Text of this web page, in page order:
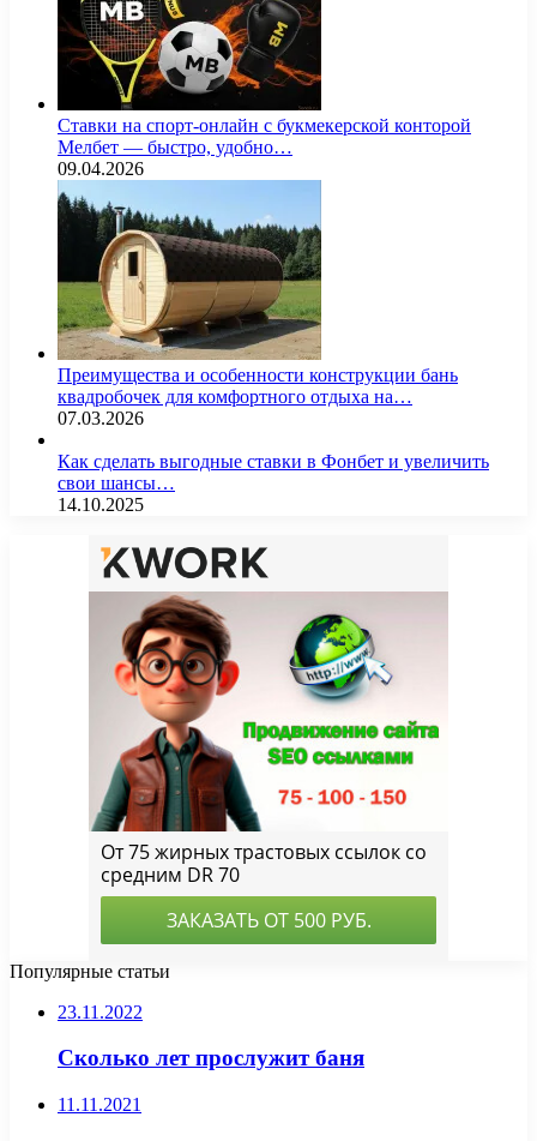
Ставки на спорт-онлайн с букмекерской конторой
Мелбет — быстро, удобно…
09.04.2026
Преимущества и особенности конструкции бань
квадробочек для комфортного отдыха на…
07.03.2026
Как сделать выгодные ставки в Фонбет и увеличить
свои шансы…
14.10.2025
Популярные статьи
23.11.2022
Сколько лет прослужит баня
11.11.2021